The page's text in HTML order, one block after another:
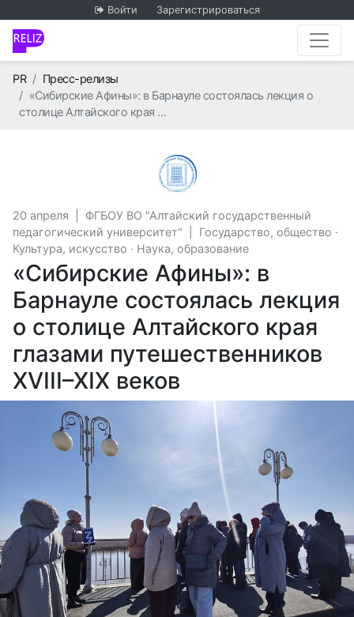
Войти Зарегистрироваться
PRГлавная
Пресс-релизы
«Сибирские Афины»: в Барнауле состоялась лекция о
столице Алтайского края …
ФГБОУ ВО "Алтайский
20 апреля
ФГБОУ ВО "Алтайский государственный
педагогический университет"
Государство, общество ·
Культура, искусство · Наука, образование
«Сибирские Афины»: в
Барнауле состоялась лекция
о столице Алтайского края
глазами путешественников
XVIII–XIX веков